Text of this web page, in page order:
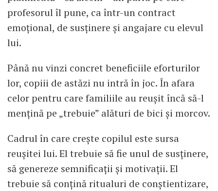
profesorul îl pune, ca într-un contract
emoțional, de susținere și angajare cu elevul
lui.
Până nu vinzi concret beneficiile eforturilor
lor, copiii de astăzi nu intră în joc. În afara
celor pentru care familiile au reușit încă să-l
mențină pe „trebuie” alături de bici și morcov.
Cadrul în care crește copilul este sursa
reușitei lui. El trebuie să fie unul de susținere,
să genereze semnificații și motivații. El
trebuie să conțină ritualuri de conștientizare,